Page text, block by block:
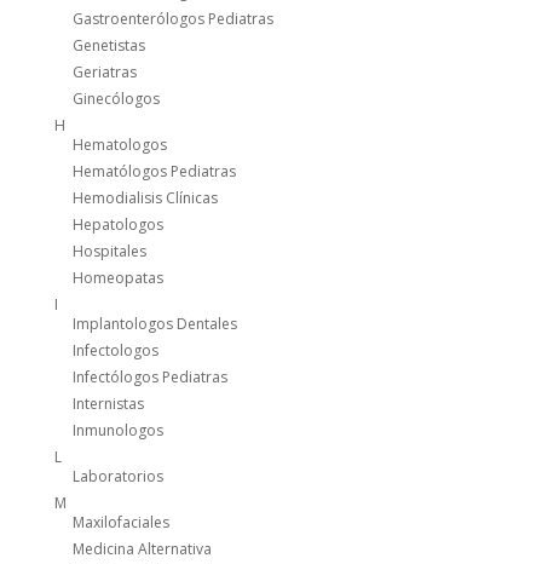
Gastroenterólogos Pediatras
Genetistas
Geriatras
Ginecólogos
H
Hematologos
Hematólogos Pediatras
Hemodialisis Clínicas
Hepatologos
Hospitales
Homeopatas
I
Implantologos Dentales
Infectologos
Infectólogos Pediatras
Internistas
Inmunologos
L
Laboratorios
M
Maxilofaciales
Medicina Alternativa